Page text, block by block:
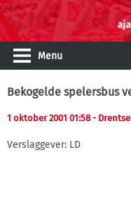
Menu
Bekogelde spelersbus
1 oktober 2001 01:58 -
Verslaggever: LD